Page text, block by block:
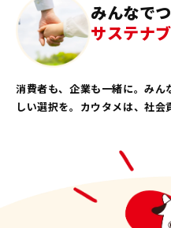
みんなで
サステナ
消費者も、企業も一緒に。み
しい選択を。カウタメは、社会